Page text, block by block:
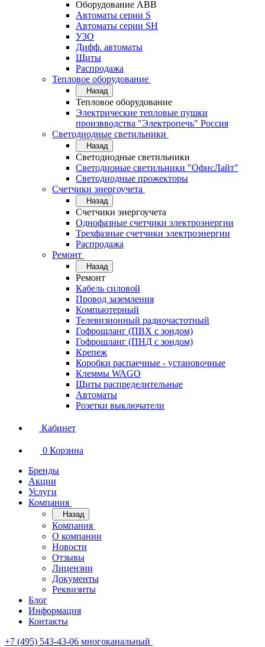
Оборудование АВВ
Автоматы серии S
Автоматы серии SH
УЗО
Дифф. автоматы
Щиты
Распродажа
Тепловое оборудование
Назад
Тепловое оборудование
Электрические тепловые пушки
произвводства "Электропечь" Россия
Светодиодные светильники
Назад
Светодиодные светильники
Светодионые светильники "ОфисЛайт"
Светодиодные прожекторы
Счетчики энергоучета
Назад
Счетчики энергоучета
Однофазные счетчики электроэнергии
Трехфазные счетчики электроэнергии
Распродажа
Ремонт
Назад
Ремонт
Кабель силовой
Провод заземления
Компьютерный
Телевизионный радиочастотный
Гофрошланг (ПВХ с зондом)
Гофрошланг (ПНД с зондом)
Крепеж
Коробки распаечные - установочные
Клеммы WAGO
Щиты распределительные
Автоматы
Розетки выключатели
Кабинет
0 Корзина
Бренды
Акции
Услуги
Компания
Назад
Компания
О компании
Новости
Отзывы
Лицензии
Документы
Реквизиты
Блог
Информация
Контакты
+7 (495) 543-43-06 многоканальный